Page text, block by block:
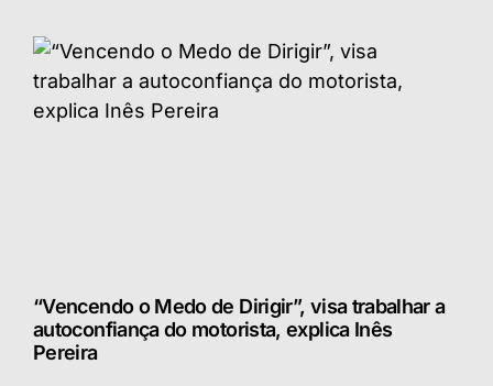
“Vencendo o Medo de Dirigir”, visa trabalhar a
autoconfiança do motorista, explica Inês
Pereira